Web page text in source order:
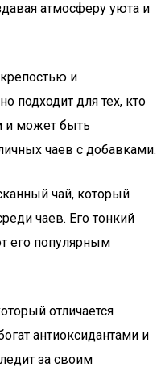
атмосферу уюта и
и
подходит для тех, кто
и может быть
чаев с добавками.
чай, который
чаев. Его тонкий
его популярным
отличается
антиоксидантами и
за своим